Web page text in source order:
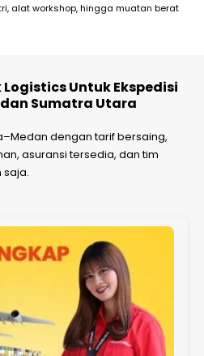
alat workshop, hingga muatan berat
Untuk Ekspedisi
Sumatra Utara
dengan tarif bersaing,
asuransi tersedia, dan tim
saja.